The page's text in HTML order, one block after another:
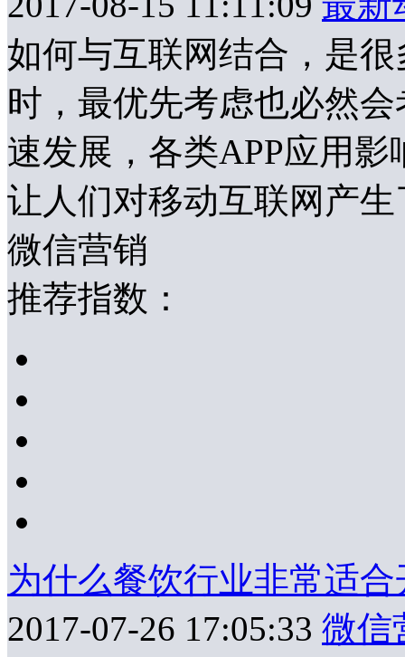
如何与互联网结合，是
时，最优先考虑也必然
速发展，各类APP应用
让人们对移动互联网产
微信营销
推荐指数：
为什么餐饮行业非常适
2017-07-26 17:05:33 微信